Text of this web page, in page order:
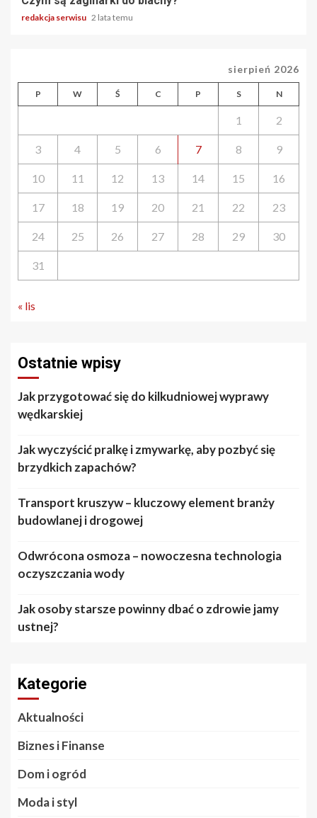
redakcja serwisu 2 lata temu
sierpień 2026
P W Ś C P S N
1 2
3 4 5 6 7 8 9
10 11 12 13 14 15 16
17 18 19 20 21 22 23
24 25 26 27 28 29 30
31
« lis
Ostatnie wpisy
Jak przygotować się do kilkudniowej wyprawy
wędkarskiej
Jak wyczyścić pralkę i zmywarkę, aby pozbyć się
brzydkich zapachów?
Transport kruszyw – kluczowy element branży
budowlanej i drogowej
Odwrócona osmoza – nowoczesna technologia
oczyszczania wody
Jak osoby starsze powinny dbać o zdrowie jamy
ustnej?
Kategorie
Aktualności
Biznes i Finanse
Dom i ogród
Moda i styl